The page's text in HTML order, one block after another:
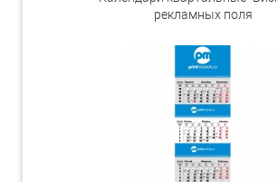
рекламных поля